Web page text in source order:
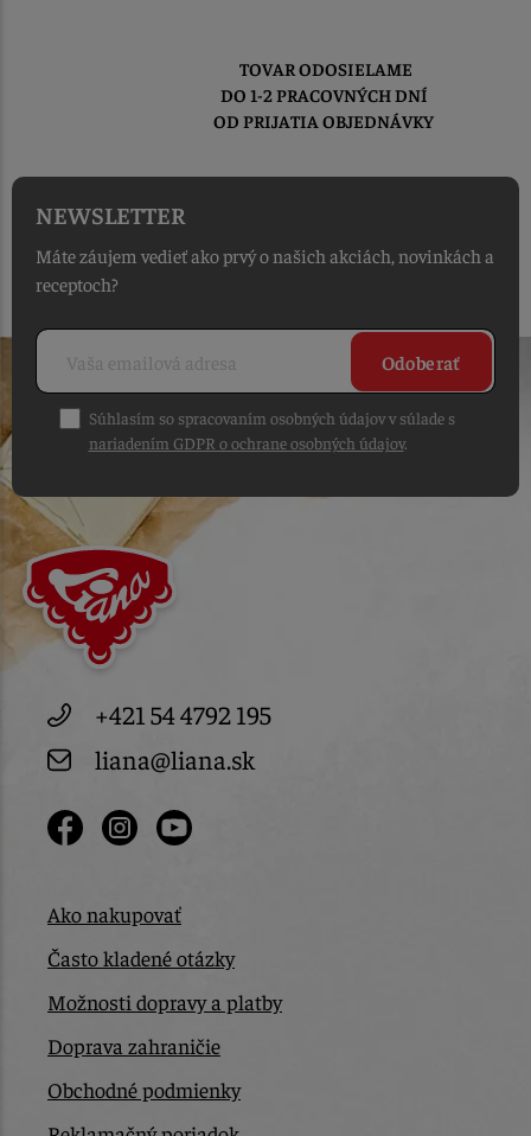
TOVAR ODOSIELAME
DO 1-2 PRACOVNÝCH DNÍ
OD PRIJATIA OBJEDNÁVKY
NEWSLETTER
Máte záujem vedieť ako prvý o našich akciách, novinkách a
receptoch?
Odoberať
Súhlasím so spracovaním osobných údajov v súlade s
nariadením GDPR o ochrane osobných údajov.
+421 54 4792 195
liana@liana.sk
Ako nakupovať
Často kladené otázky
Možnosti dopravy a platby
Doprava zahraničie
Obchodné podmienky